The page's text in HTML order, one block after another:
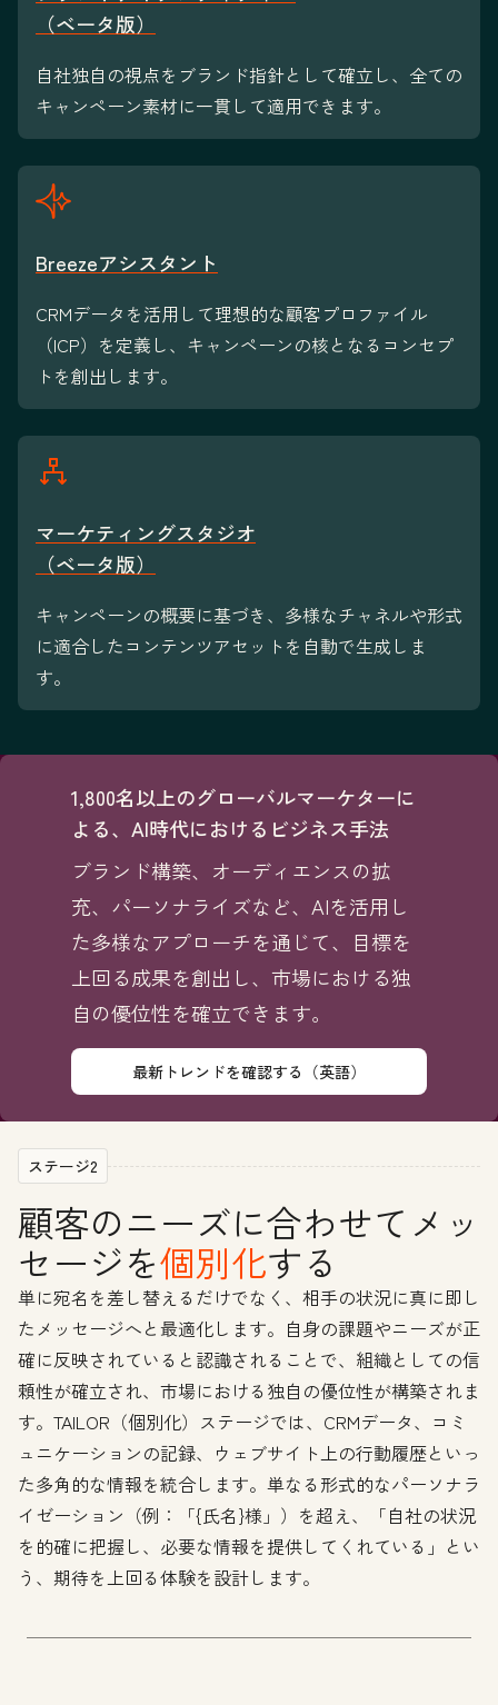
（ベータ版）
自社独自の視点をブランド指針として確立し、全ての
キャンペーン素材に一貫して適用できます。
Breezeアシスタント
CRMデータを活用して理想的な顧客プロファイル
（ICP）を定義し、キャンペーンの核となるコンセプ
トを創出します。
マーケティングスタジオ
（ベータ版）
キャンペーンの概要に基づき、多様なチャネルや形式
に適合したコンテンツアセットを自動で生成しま
す。
1,800名以上のグローバルマーケターに
よる、AI時代におけるビジネス手法
ブランド構築、オーディエンスの拡
充、パーソナライズなど、AIを活用し
た多様なアプローチを通じて、目標を
上回る成果を創出し、市場における独
自の優位性を確立できます。
最新トレンドを確認する（英語）
ステージ2
顧客のニーズに合わせてメッ
セージを個別化する
単に宛名を差し替えるだけでなく、相手の状況に真に即し
たメッセージへと最適化します。自身の課題やニーズが正
確に反映されていると認識されることで、組織としての信
頼性が確立され、市場における独自の優位性が構築されま
す。TAILOR（個別化）ステージでは、CRMデータ、コミ
ュニケーションの記録、ウェブサイト上の行動履歴といっ
た多角的な情報を統合します。単なる形式的なパーソナラ
イゼーション（例：「{氏名}様」）を超え、「自社の状況
を的確に把握し、必要な情報を提供してくれている」とい
う、期待を上回る体験を設計します。